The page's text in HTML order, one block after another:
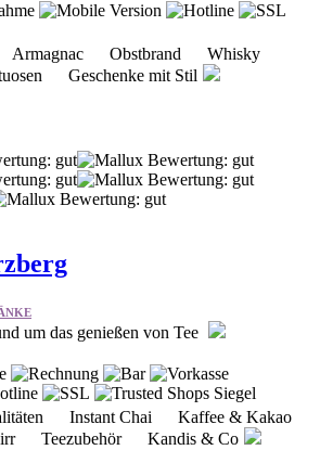
Armagnac Obstbrand Whisky
Geschenke mit Stil
um das genießen von Tee
Instant Chai Kaffee & Kakao
Teezubehör Kandis & Co